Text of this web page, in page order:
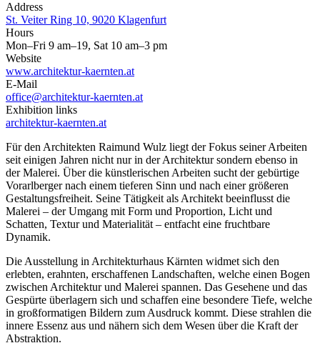
Address
St. Veiter Ring 10, 9020 Klagenfurt
Hours
Mon–Fri 9 am–19, Sat 10 am–3 pm
Website
www.architektur-kaernten.at
E-Mail
office@architektur-kaernten.at
Exhibition links
architektur-kaernten.at
Für den Architekten Raimund Wulz liegt der Fokus seiner Arbeiten
seit einigen Jahren nicht nur in der Architektur sondern ebenso in
der Malerei. Über die künstlerischen Arbeiten sucht der gebürtige
Vorarlberger nach einem tieferen Sinn und nach einer größeren
Gestaltungsfreiheit. Seine Tätigkeit als Architekt beeinflusst die
Malerei – der Umgang mit Form und Proportion, Licht und
Schatten, Textur und Materialität – entfacht eine fruchtbare
Dynamik.
Die Ausstellung in Architekturhaus Kärnten widmet sich den
erlebten, erahnten, erschaffenen Landschaften, welche einen Bogen
zwischen Architektur und Malerei spannen. Das Gesehene und das
Gespürte überlagern sich und schaffen eine besondere Tiefe, welche
in großformatigen Bildern zum Ausdruck kommt. Diese strahlen die
innere Essenz aus und nähern sich dem Wesen über die Kraft der
Abstraktion.